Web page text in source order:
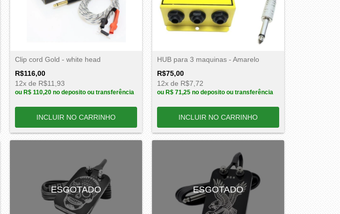
Clip cord Gold - white head
R$116,00
12x de R$11,93
ou R$ 110,20 no deposito ou transferência
HUB para 3 maquinas - Amarelo
R$75,00
12x de R$7,72
ou R$ 71,25 no deposito ou transferência
ESGOTADO ESGOTADO